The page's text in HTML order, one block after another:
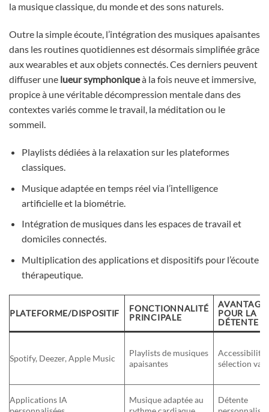
la musique classique, du monde et des sons naturels.
Outre la simple écoute, l’intégration des musiques apaisantes
dans les routines quotidiennes est désormais simplifiée grâce
aux wearables et aux objets connectés. Ces derniers peuvent
diffuser une lueur symphoniqueà la fois neuve et immersive,
propice à une véritable décompression mentale dans des
contextes variés comme le travail, la méditation ou le
sommeil.
Playlists dédiées à la relaxation sur les plateformes
classiques.
Musique adaptée en temps réel via l’intelligence
artificielle et la biométrie.
Intégration de musiques dans les espaces de travail et
domiciles connectés.
Multiplication des applications et dispositifs pour l’écoute
thérapeutique.
PLATEFORME/DISPOSITIF
FONCTIONNALITÉ
PRINCIPALE
AVANTAGE
POUR LA
DÉTENTE
Spotify, Deezer, Apple Music
Playlists de musiques
apaisantes
Accessibilité
sélection
Applications IA
Musique adaptée au
Détente